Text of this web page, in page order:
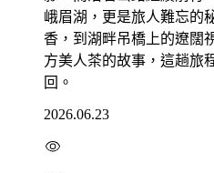
峨眉湖，更是旅人難忘的
香，到湖畔吊橋上的遼闊
方美人茶的故事，這趟旅
回。
2026.06.23